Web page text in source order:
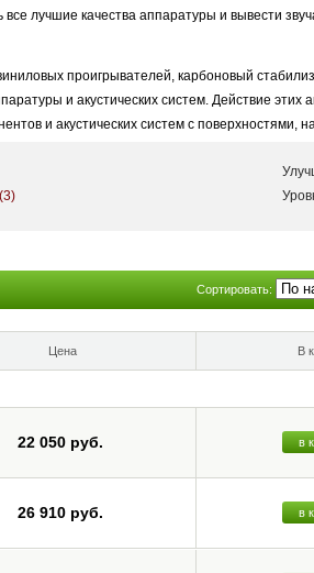
лучшие качества аппаратуры и вывести
проигрывателей, карбоновый
и акустических систем. Действие этих
и акустических систем с поверхностями,
(3)
Сортировать:
Цена В
22 050 руб. в
26 910 руб. в